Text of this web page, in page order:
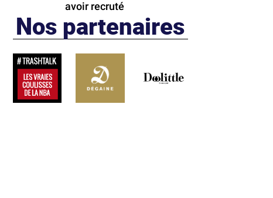
avoir recruté
Nos partenaires